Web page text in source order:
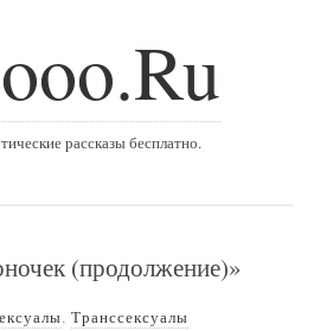
рассказы бесплатно.
(продолжение)»
, Транссексуалы